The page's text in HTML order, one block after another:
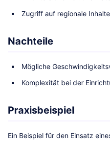
Zugriff auf regionale Inhalte
Nachteile
Mögliche
Komplexität bei der
Praxisbeispiel
Ein Beispiel für den Einsatz